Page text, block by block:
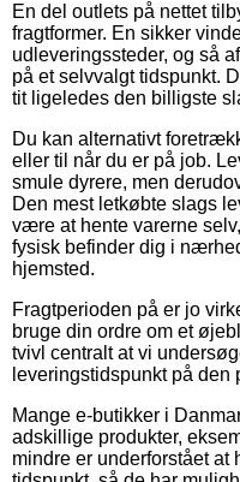
En del outlets på nettet
fragtformer. En sikker
udleveringssteder, og så
på et selvvalgt tidspunkt.
tit ligeledes den billigste
Du kan alternativt
eller til når du er på job.
smule dyrere, men
Den mest letkøbte slags
være at hente varerne
fysisk befinder dig i
hjemsted.
Fragtperioden på er jo
bruge din ordre om et
tvivl centralt at vi
leveringstidspunkt på
Mange e-butikker i
adskillige produkter,
mindre er underforstået at